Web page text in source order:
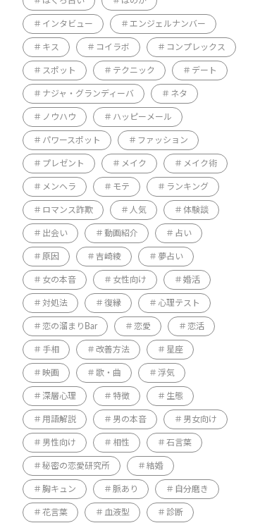
インタビュー エンジェルナンバー
キス コイラボ コンプレックス
スポット テクニック デート
ナジャ・グランディーバ ネタ
ノウハウ ハッピーメール
パワースポット ファッション
プレゼント メイク メイク術
メンヘラ モテ ランキング
ロマンス詐欺 人気 体験談
出会い 動画紹介 占い
原因 吉崎綾 夢占い
女の本音 女性向け 婚活
対処法 復縁 心理テスト
恋の溜まりBar 恋愛 恋活
手相 改善方法 星座
映画 歌・曲 浮気
深層心理 特徴 生態
用語解説 男の本音 男女向け
男性向け 相性 石言葉
秘密の恋愛研究所 結婚
胸キュン 脈あり 自分磨き
花言葉 血液型 診断